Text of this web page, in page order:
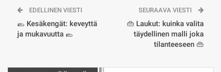
EDELLINEN VIESTI
🥿 Kesäkengät: keveyttä
ja mukavuutta 🥿
SEURAAVA VIESTI
👜 Laukut: kuinka valita
täydellinen malli joka
tilanteeseen 👜